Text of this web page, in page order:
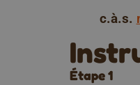
c.à.s.
Étape 1